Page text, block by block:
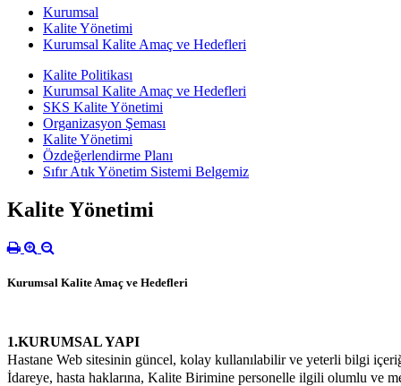
Kurumsal
Kalite Yönetimi
Kurumsal Kalite Amaç ve Hedefleri
Kalite Politikası
Kurumsal Kalite Amaç ve Hedefleri
SKS Kalite Yönetimi
Organizasyon Şeması
Kalite Yönetimi
Özdeğerlendirme Planı
Sıfır Atık Yönetim Sistemi Belgemiz
Kalite Yönetimi
Kurumsal Kalite Amaç ve Hedefleri
1.KURUMSAL YAPI
Hastane Web sitesinin güncel, kolay kullanılabilir ve yeterli bilgi
İdareye, hasta haklarına, Kalite Birimine personelle ilgili olumlu ve